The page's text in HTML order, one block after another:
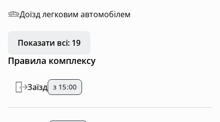
Доїзд легковим автомобілем
Показати всі: 19
Правила комплексу
Заїзд з 15:00